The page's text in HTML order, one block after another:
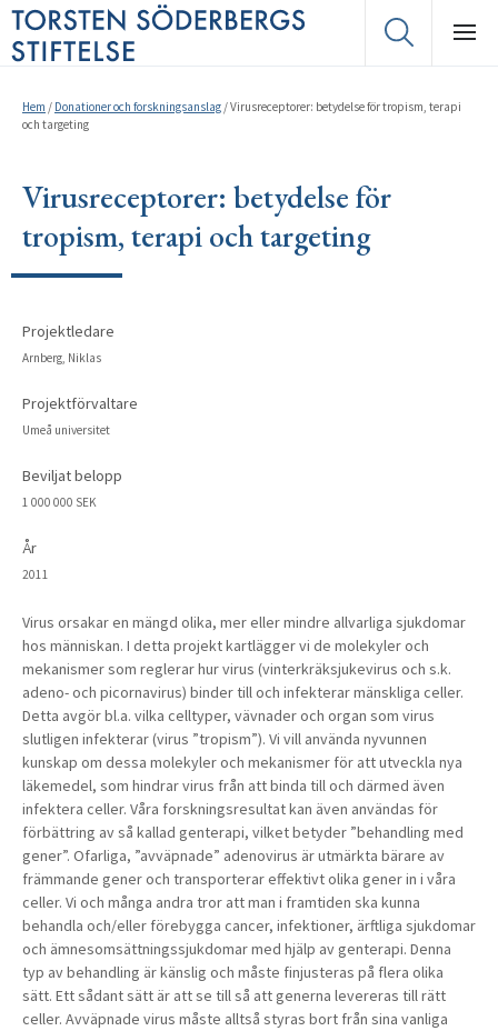
Hem / Donationer och forskningsanslag /Virusreceptorer: betydelse för tropism, terapi
och targeting
Virusreceptorer: betydelse för
tropism, terapi och targeting
Projektledare
Arnberg, Niklas
Projektförvaltare
Umeå universitet
Beviljat belopp
1 000 000 SEK
År
2011
Virus orsakar en mängd olika, mer eller mindre allvarliga sjukdomar
hos människan. I detta projekt kartlägger vi de molekyler och
mekanismer som reglerar hur virus (vinterkräksjukevirus och s.k.
adeno- och picornavirus) binder till och infekterar mänskliga celler.
Detta avgör bl.a. vilka celltyper, vävnader och organ som virus
slutligen infekterar (virus ”tropism”). Vi vill använda nyvunnen
kunskap om dessa molekyler och mekanismer för att utveckla nya
läkemedel, som hindrar virus från att binda till och därmed även
infektera celler. Våra forskningsresultat kan även användas för
förbättring av så kallad genterapi, vilket betyder ”behandling med
gener”. Ofarliga, ”avväpnade” adenovirus är utmärkta bärare av
främmande gener och transporterar effektivt olika gener in i våra
celler. Vi och många andra tror att man i framtiden ska kunna
behandla och/eller förebygga cancer, infektioner, ärftliga sjukdomar
och ämnesomsättningssjukdomar med hjälp av genterapi. Denna
typ av behandling är känslig och måste finjusteras på flera olika
sätt. Ett sådant sätt är att se till så att generna levereras till rätt
celler. Avväpnade virus måste alltså styras bort från sina vanliga